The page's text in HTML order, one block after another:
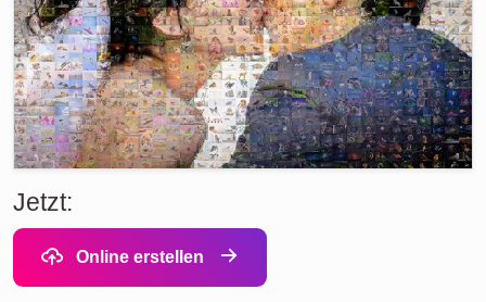
Jetzt:
Online erstellen